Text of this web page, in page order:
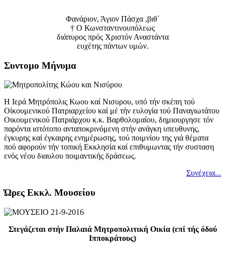
Φανάριον, Άγιον Πάσχα ,βιθ´
† Ο Κωνσταντινουπόλεως
διάπυρος πρός Χριστόν Αναστάντα
ευχέτης πάντων υμών.
Συντομο Μήνυμα
Η Ιερά Μητρόπολις Κωου καί Νισυρου, υπό τήν σκέπη τού
Οίκουμενικού Πατριαρχείου καί μέ τήν ευλογία τού Παναγιωτάτου
Οικουμενικού Πατριάρχου κ.κ. Βαρθολομαίου, δημιουργησε τόν
παρόντα ιστότοπο ανταποκρινόμενη στήν ανάγκη υπευθυνης,
έγκυρης καί έγκαιρης ενημέρωσης, τού ποιμνίου της γιά θέματα
πού αφορούν τήν τοπική Εκκλησία καί επιθυμωντας τήν συσταση
ενός νέου διαυλου ποιμαντικής δράσεως.
Συνέχεια...
Ώρες Εκκλ. Μουσείου
Στεγάζεται στήν Παλαιά Μητροπολιτική Οικία (επί τής όδού
Ιπποκράτους)